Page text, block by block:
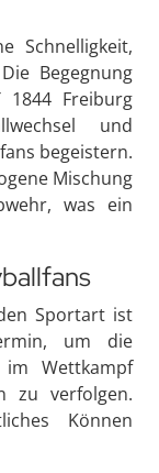
Schnelligkeit,
Begegnung
1844 Freiburg
und
begeistern.
Mischung
was ein
Sportart ist
um die
Wettkampf
zu verfolgen.
Können